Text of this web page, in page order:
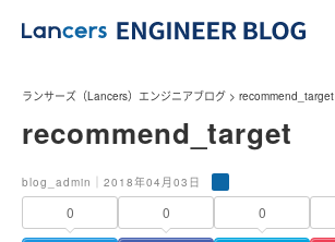
ランサーズ（Lancers）エンジニアブログ > recommend_target
recommend_target
blog_admin｜2018年04月03日
0 0 0